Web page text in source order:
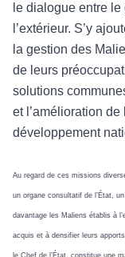
le dialogue entre
l’extérieur. S’y
la gestion des
de leurs
solutions
et l’amélioration
développement
Au regard de ces missions
un organe consultatif de l’État,
davantage les Maliens établis à
acquis et à densifier leurs